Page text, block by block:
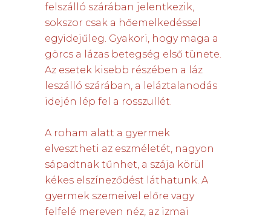
felszálló szárában jelentkezik,
sokszor csak a hőemelkedéssel
egyidejűleg. Gyakori, hogy maga a
görcs a lázas betegség első tünete.
Az esetek kisebb részében a láz
leszálló szárában, a leláztalanodás
idején lép fel a rosszullét.
A roham alatt a gyermek
elvesztheti az eszméletét, nagyon
sápadtnak tűnhet, a szája körül
kékes elszíneződést láthatunk. A
gyermek szemeivel előre vagy
felfelé mereven néz, az izmai